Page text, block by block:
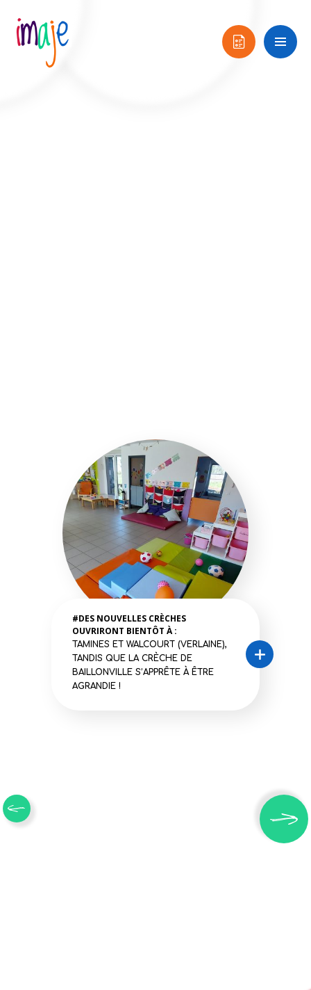
#DES NOUVELLES CRÈCHES
OUVRIRONT BIENTÔT À :
TAMINES ET WALCOURT (VERLAINE),
TANDIS QUE LA CRÈCHE DE
BAILLONVILLE S’APPRÊTE À ÊTRE
AGRANDIE !